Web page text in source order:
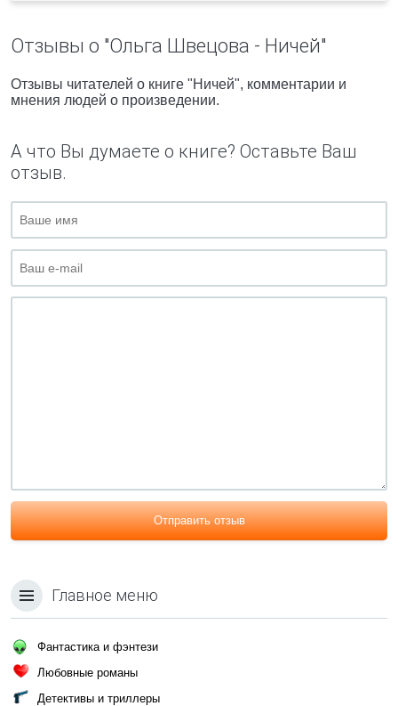
Отзывы о "Ольга Швецова - Ничей"
Отзывы читателей о книге "Ничей", комментарии и
мнения людей о произведении.
А что Вы думаете о книге? Оставьте Ваш
отзыв.
Отправить отзыв
Главное меню
Фантастика и фэнтези
Любовные романы
Детективы и триллеры